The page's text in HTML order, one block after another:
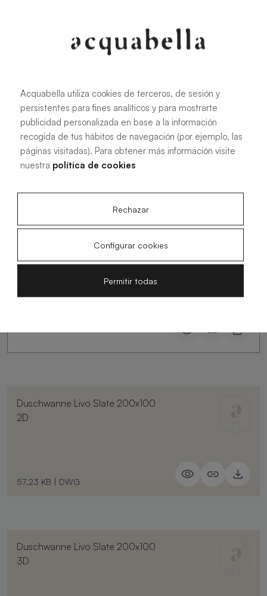
PDF
Installationshandbuch für Akron®
Duschwannen
4.15 MB|PDF
Technische Zeichnungen Livo
Duschwanne Livo Slate 200x100
2D
57.23 KB | DWG
Duschwanne Livo Slate 200x100
3D
Acquabella utiliza cookies de terceros, de sesión y
persistentes para fines analíticos y para mostrarte
publicidad personalizada en base a la información
recogida de tus hábitos de navegación (por ejemplo, las
páginas visitadas). Para obtener más información visite
nuestra política de cookies
Rechazar
Configurar cookies
Permitir todas